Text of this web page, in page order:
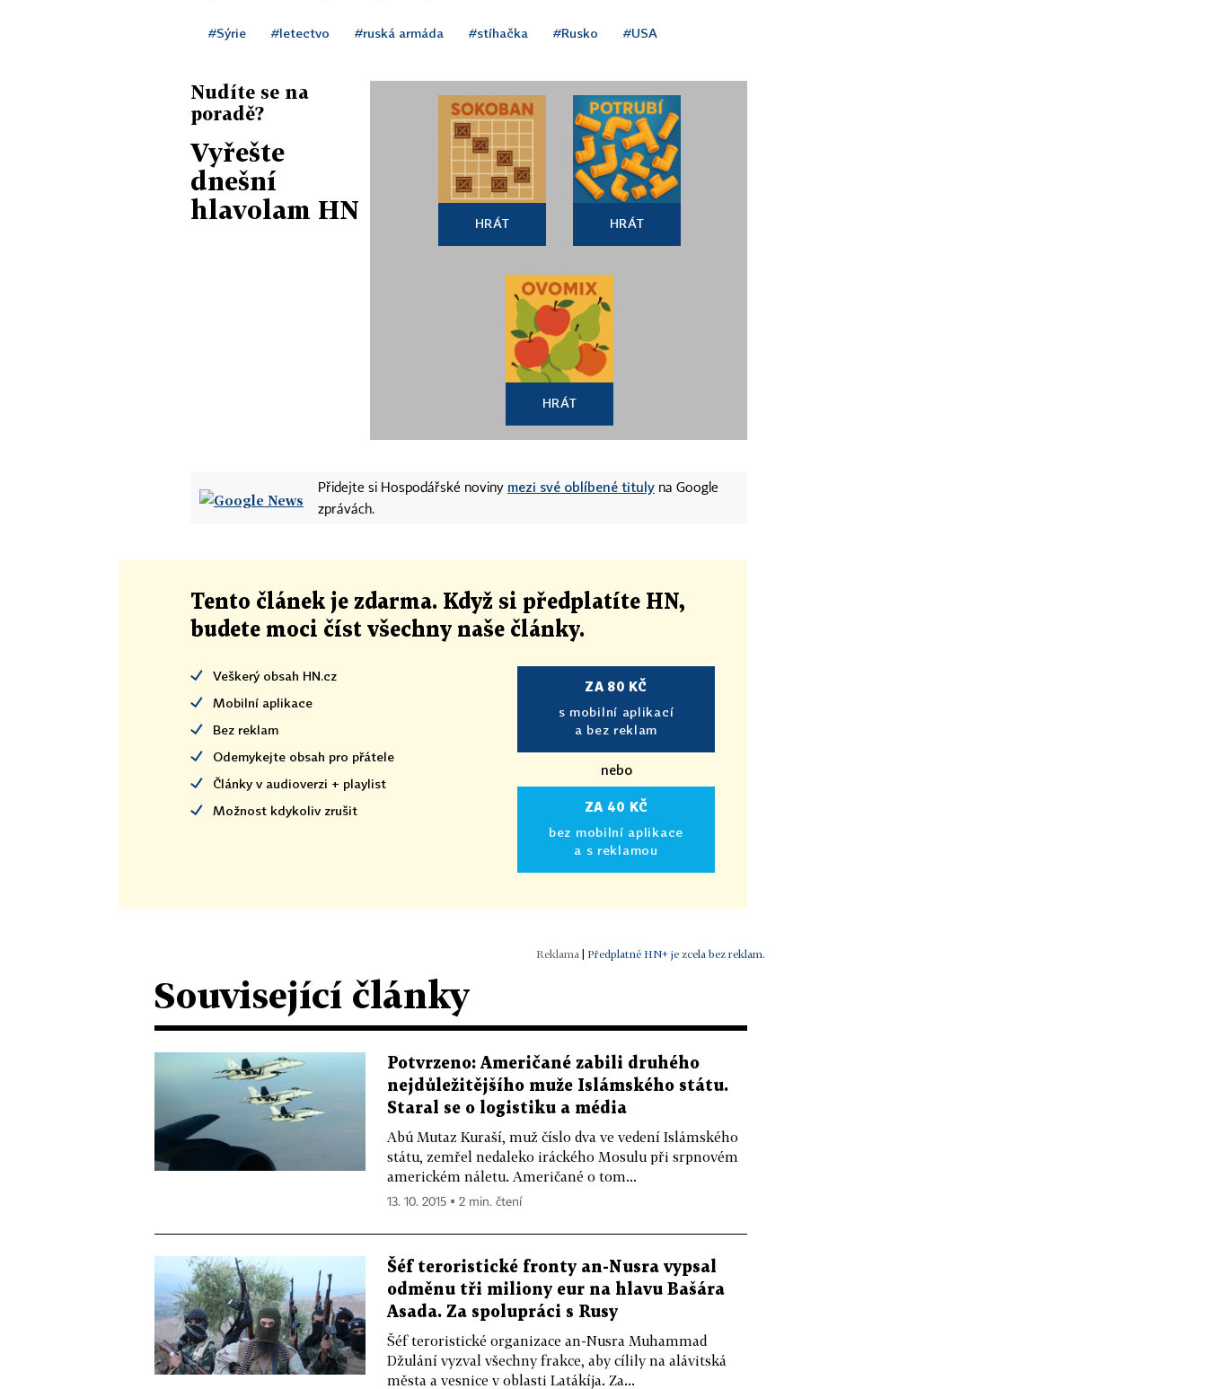
#Sýrie #letectvo #ruská armáda #stíhačka #Rusko #USA
Nudíte se na
poradě?
Vyřešte
dnešní
hlavolam HN
HRÁT HRÁT
HRÁT
Přidejte si Hospodářské noviny mezi své oblíbené tituly na Google
zprávách.
Tento článek je zdarma. Když si předplatíte HN,
budete moci číst všechny naše články.
Veškerý obsah HN.cz
Mobilní aplikace
Bez reklam
Odemykejte obsah pro přátele
Články v audioverzi + playlist
Možnost kdykoliv zrušit
ZA 80 KČ
s mobilní aplikací
a bez reklam
nebo
ZA 40 KČ
bez mobilní aplikace
a s reklamou
| Předplatné HN+ je zcela bez reklam.
Související články
Potvrzeno: Američané zabili druhého
nejdůležitějšího muže Islámského státu.
Staral se o logistiku a média
Abú Mutaz Kuraší, muž číslo dva ve vedení Islámského
státu, zemřel nedaleko iráckého Mosulu při srpnovém
americkém náletu. Američané o tom...
13. 10. 2015 ▪ 2 min. čtení
Šéf teroristické fronty an-Nusra vypsal
odměnu tři miliony eur na hlavu Bašára
Asada. Za spolupráci s Rusy
Šéf teroristické organizace an-Nusra Muhammad
Džulání vyzval všechny frakce, aby cílily na alávitská
města a vesnice v oblasti Latákíja. Za...